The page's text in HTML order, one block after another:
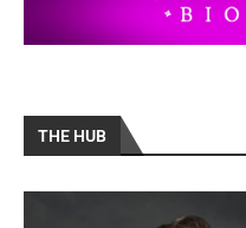
THE HUB